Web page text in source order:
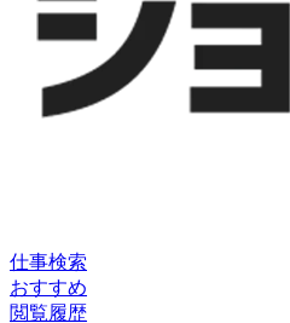
仕事検索
おすすめ
閲覧履歴